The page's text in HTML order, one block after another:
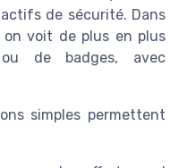
de sécurité. Dans
on voit de plus en plus
de badges, avec
simples permettent